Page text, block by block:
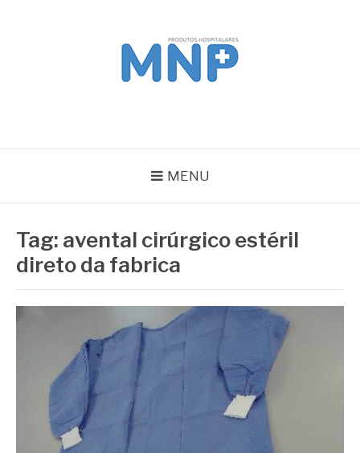
MENU
Tag: avental cirúrgico estéril
direto da fabrica